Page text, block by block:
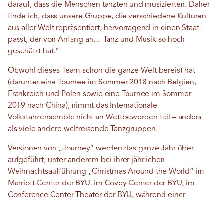
darauf, dass die Menschen tanzten und musizierten. Daher
finde ich, dass unsere Gruppe, die verschiedene Kulturen
aus aller Welt repräsentiert, hervorragend in einen Staat
passt, der von Anfang an… Tanz und Musik so hoch
geschätzt hat.“
Obwohl dieses Team schon die ganze Welt bereist hat
(darunter eine Tournee im Sommer 2018 nach Belgien,
Frankreich und Polen sowie eine Tournee im Sommer
2019 nach China), nimmt das Internationale
Volkstanzensemble nicht an Wettbewerben teil – anders
als viele andere weltreisende Tanzgruppen.
Versionen von „Journey“ werden das ganze Jahr über
aufgeführt, unter anderem bei ihrer jährlichen
Weihnachtsaufführung „Christmas Around the World“ im
Marriott Center der BYU, im Covey Center der BYU, im
Conference Center Theater der BYU, während einer